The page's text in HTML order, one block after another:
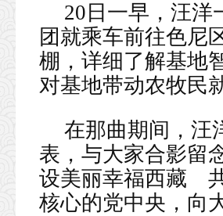
20日一早，汪洋
团就乘车前往色尼
棚，详细了解基地
对基地带动农牧民
在那曲期间，汪
表，与大家合影留
设美丽幸福西藏
核心的党中央，向